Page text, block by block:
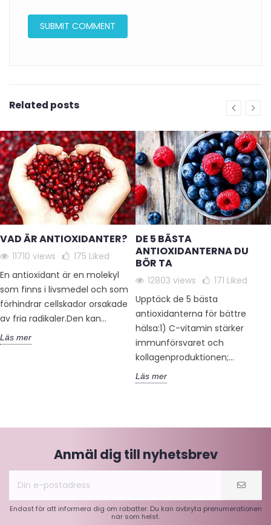
Related posts
VAD ÄR ANTIOXIDANTER?
11710 views 175 Liked
En antioxidant är en molekyl
som finns i livsmedel och som
förhindrar cellskador orsakade
av fria radikaler.Den kan...
Läs mer
DE 5 BÄSTA
ANTIOXIDANTERNA DU
BÖR TA
12803 views 171 Liked
Upptäck de 5 bästa
antioxidanterna för bättre
hälsa:1) C-vitamin stärker
immunförsvaret och
kollagenproduktionen;...
Läs mer
Anmäl dig till nyhetsbrev
Endast för att informera dig om rabatter. Du kan avbryta prenumerationen
när som helst.